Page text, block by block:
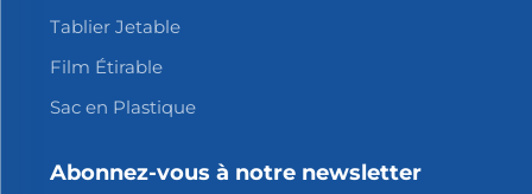
Tablier Jetable
Film Étirable
Sac en Plastique
Abonnez-vous à notre newsletter